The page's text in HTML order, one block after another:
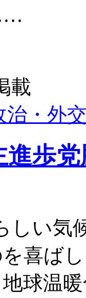
載
治・外
進歩
しい気
喜ば
球温